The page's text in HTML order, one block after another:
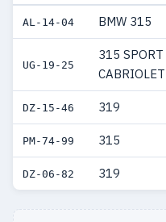
1940 2
1939 4
1938 7
1937 4
1936 2
1935 3
AL-14-04 BMW 315
UG-19-25
315 SPORT
CABRIOLET
DZ-15-46 319
PM-74-99 315
DZ-06-82 319